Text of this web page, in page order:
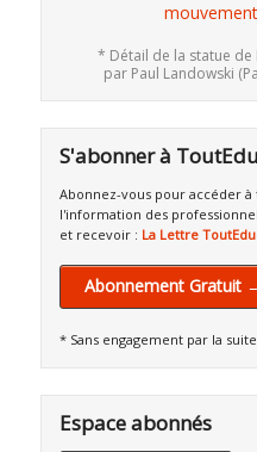
* Détail de la statue de
par Paul Landowski
S'abonner à
Abonnez-vous pour accéder à
l'information des
et recevoir : La Lettre
Abonnement Gratuit
* Sans engagement par la
Espace abonnés